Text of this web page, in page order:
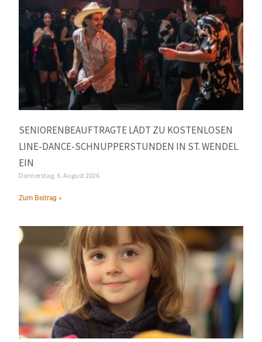
SENIORENBEAUFTRAGTE LÄDT ZU KOSTENLOSEN
LINE-DANCE-SCHNUPPERSTUNDEN IN ST. WENDEL
EIN
Donnerstag, 6. August 2026
Zum Beitrag »